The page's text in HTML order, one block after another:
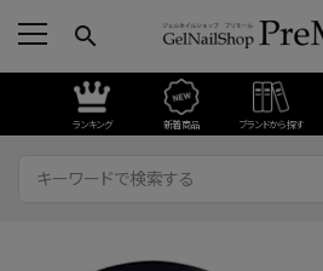
search
ランキング 新着商品 ブランドから探す